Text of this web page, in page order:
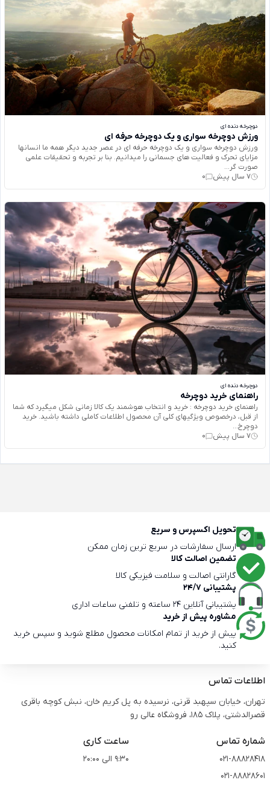
دوچرخه دنده ای
ورزش دوچرخه سواری و یک دوچرخه حرفه ای
ورزش دوچرخه سواری و یک دوچرخه حرفه ای در عصر جدید دیگر همه ما انسانها
مزایای تحرک و فعالیت های جسمانی را میدانیم. بنا بر تجربه و تحقیقات علمی
صورت گر...
7 سال پیش
0
دوچرخه دنده ای
راهنمای خرید دوچرخه
راهنمای خرید دوچرخه : خرید و انتخاب هوشمند یک کالا زمانی شکل میگیرد که شما
از قبل، درخصوص ویژگیهای کلی آن محصول اطلاعات کاملی داشته باشید. خرید
دوچرخ...
7 سال پیش
0
تحویل اکسپرس و سریع
ارسال سفارشات در سریع ترین زمان ممکن
تضمین اصالت کالا
گارانتی اصالت و سلامت فیزیکی کالا
پشتیبانی 24/7
پشتیبانی آنلاین 24 ساعته و تلفنی ساعات اداری
مشاوره پیش از خرید
پیش از خرید از تمام امکانات محصول مطلع شوید و سپس خرید
کنید.
اطلاعات تماس
تهران، خیابان سپهبد قرنی، نرسیده به پل کریم خان، نبش کوچه باقری
قصرالدشتی،‌ پلاک 185، فروشگاه عالی رو
شماره تماس
021-88828418
021-88828601
ساعت کاری
9:30 الی 20:00